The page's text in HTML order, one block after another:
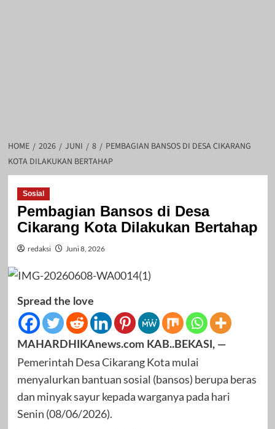
HOME 2026 JUNI 8
PEMBAGIAN BANSOS DI DESA CIKARANG
KOTA DILAKUKAN BERTAHAP
Sosial
Pembagian Bansos di Desa
Cikarang Kota Dilakukan Bertahap
redaksi Juni 8, 2026
Spread the love
MAHARDHIKAnews.com KAB..BEKASI, —
Pemerintah Desa Cikarang Kota mulai
menyalurkan bantuan sosial (bansos) berupa beras
dan minyak sayur kepada warganya pada hari
Senin (08/06/2026).